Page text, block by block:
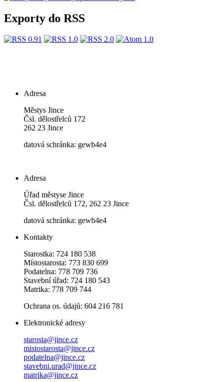
Exporty do RSS
Adresa
Městys Jince
Čsl. dělostřelců 172
262 23 Jince
datová schránka: gewb4e4
Adresa
Úřad městyse Jince
Čsl. dělostřelců 172, 262 23 Jince
datová schránka: gewb4e4
Kontakty
Starostka: 724 180 538
Místostarosta: 773 830 699
Podatelna: 778 709 736
Stavební úřad: 724 180 543
Matrika: 778 709 744
Ochrana os. údajů: 604 216 781
Elektronické adresy
starosta@jince.cz
mistostarosta@jince.cz
podatelna@jince.cz
stavebni.urad@jince.cz
matrika@jince.cz